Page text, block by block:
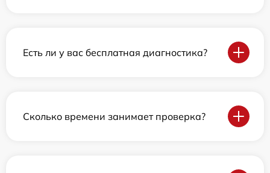
Есть ли у вас бесплатная диагностика?
Сколько времени занимает проверка?